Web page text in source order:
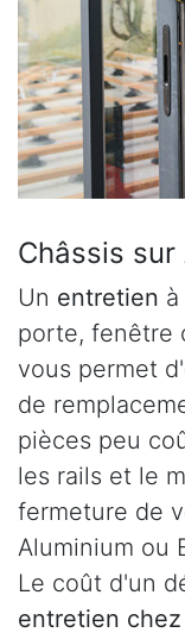
Châssis sur
Un entretien
porte, fenêtre
vous permet
de
pièces peu
les rails et le
fermeture de
Aluminium ou
Le coût d'un
entretien